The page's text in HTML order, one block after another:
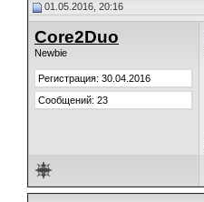
01.05.2016, 20:16
Core2Duo
Newbie
Регистрация: 30.04.2016
Сообщений: 23